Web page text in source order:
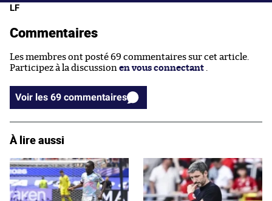
LF
Commentaires
Les membres ont posté 69 commentaires sur cet article.
Participez à la discussion en vous connectant
Voir les 69 commentaires
À lire aussi